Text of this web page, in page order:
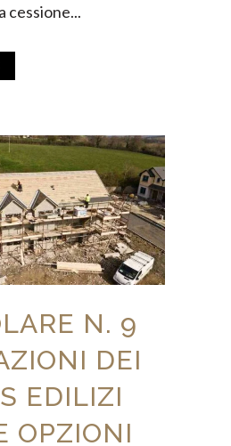
cessione...
N. 9
DEI
EDILIZI
OPZIONI